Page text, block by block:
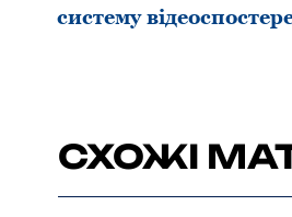
систему
СХОЖІ